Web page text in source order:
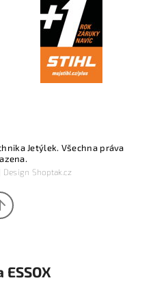
Jetýlek. Všechna práva
Shoptak.cz